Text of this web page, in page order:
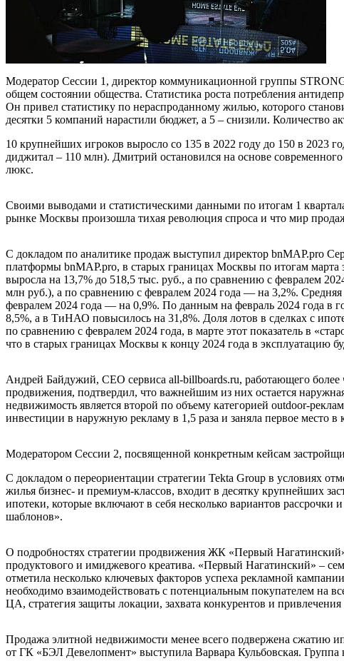
Модератор Сессии 1, директор коммуникационной группы
общем состоянии общества. Статистика роста потребления
Он привел статистику по нераспроданному жилью, которого
десятки 5 компаний нарастили бюджет, а 5 – снизили. Количество
10 крупнейших игроков выросло со 135 в 2022 году до 150 в 2023
диджитал – 110 млн). Дмитрий остановился на основе
люкс.
Своими выводами и статистическими данными по итогам 1
рынке Москвы произошла тихая революция спроса и что мир
С докладом по аналитике продаж выступил директор bnMAP.pro
платформы bnMAP.pro, в старых границах Москвы по итогам марта
выросла на 13,7% до 518,5 тыс. руб., а по сравнению с февралем
млн руб.), а по сравнению с февралем 2024 года — на 3,2%.
февралем 2024 года — на 0,9%. По данным на февраль 2024 года в
8,5%, а в ТиНАО повысилось на 31,8%. Доля лотов в сделках с
по сравнению с февралем 2024 года, в марте этот показатель в
что в старых границах Москвы к концу 2024 года в эксплуатацию
Андрей Байдужий, СЕО сервиса all-billboards.ru, работающего
продвижения, подтвердил, что важнейшим из них остается
недвижимость является второй по объему категорией outdoor-
инвестиции в наружную рекламу в 1,5 раза и заняла первое место
Модератором Сессии 2, посвященной конкретным кейсам
С докладом о переориентации стратегии Tekta Group в условиях
жилья бизнес- и премиум-классов, входит в десятку крупнейших
ипотеки, которые включают в себя несколько вариантов
шаблонов».
О подробностях стратегии продвижения ЖК «Первый
продуктового и имиджевого креатива. «Первый Нагатинский» –
отметила несколько ключевых факторов успеха рекламной
необходимо взаимодействовать с потенциальным покупателем на
ЦА, стратегия защиты локации, захвата конкурентов и
Продажа элитной недвижимости менее всего подвержена сжатию
от ГК «БЭЛ Девелопмент» выступила Варвара Кульбовская.